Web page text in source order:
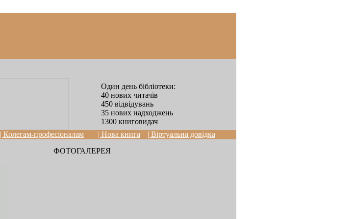
Один день бібліотеки:
40 нових читачів
450 відвідувань
35 нових надходжень
1300 книговидач
| Колегам-професіоналам | Нова книга | Віртуальна довідка
ФОТОГАЛЕРЕЯ